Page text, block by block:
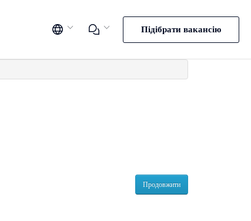
Підібрати вакансію
Продовжити